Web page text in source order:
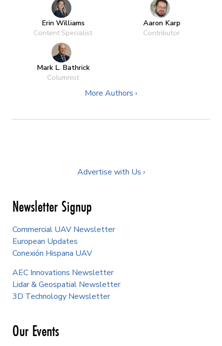
Erin Williams
Content Specialist
Aaron Karp
Contributor
Mark L. Bathrick
Columnist
More Authors ›
Advertise with Us ›
Newsletter Signup
Commercial UAV Newsletter
European Updates
Conexión Hispana UAV
AEC Innovations Newsletter
Lidar & Geospatial Newsletter
3D Technology Newsletter
Our Events